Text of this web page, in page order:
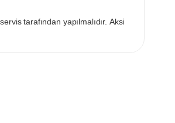
tarafından yapılmalıdır. Aksi